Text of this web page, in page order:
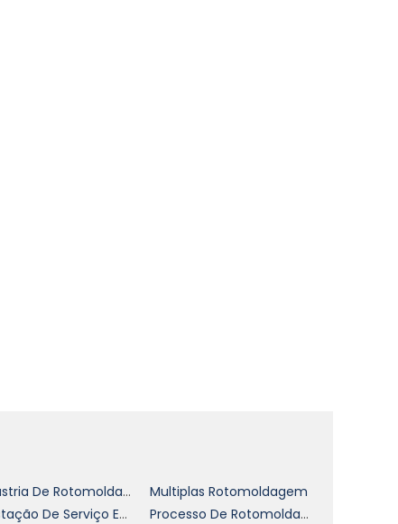
Industria De Rotomoldagem
Multiplas Rotomoldagem
Prestação De Serviço Em Rotomoldagem Valor
Processo De Rotomoldagem